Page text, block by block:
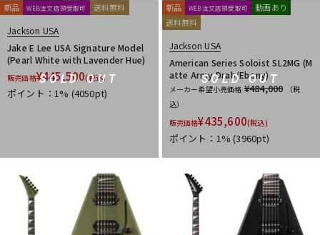
SOLD OUT
新品 WEB注文店頭受取可 送料無料
Jackson USA
Jake E Lee USA Signature Model
(Pearl White with Lavender Hue)
販売価格¥445,500(税込)
ポイント：1% (4050pt)
SOLD OUT
新品 WEB注文店頭受取可
動画あり
送料無料
Jackson USA
American Series Soloist SL2MG (M
atte Army Drab/Ebony)
メーカー希望小売価格 ¥484,000
（税
込）
販売価格¥435,600(税込)
ポイント：1%(3960pt)